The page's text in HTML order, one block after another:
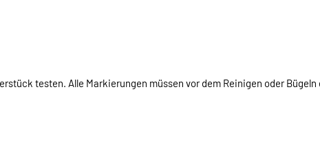
testen. Alle Markierungen müssen vor dem Reinigen oder